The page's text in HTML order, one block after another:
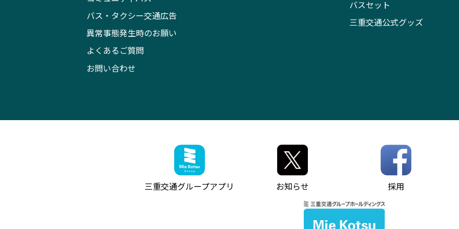
バス・タクシー交通広告
異常事態発生時のお願い
よくあるご質問
お問い合わせ
バスセット
三重交通公式グッズ
三重交通グループアプリ お知らせ 採用